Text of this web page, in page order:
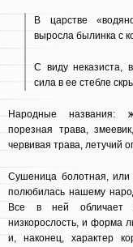
В царстве
выросла былинка с
С виду неказиста,
сила в ее стебле
Народные названия:
порезная трава,
червивая трава, летучий
Сушеница болотная, или
полюбилась нашему
Все в ней обличает
низкорослость, и форма
и, наконец, характер